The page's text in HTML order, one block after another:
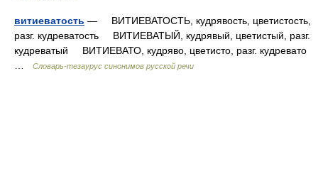
витиеватость — ВИТИЕВАТОСТЬ, кудрявость, цветистость,
разг. кудреватость ВИТИЕВАТЫЙ, кудрявый, цветистый, разг.
кудреватый ВИТИЕВАТО, кудряво, цветисто, разг. кудревато
Словарь-тезаурус синонимов русской речи